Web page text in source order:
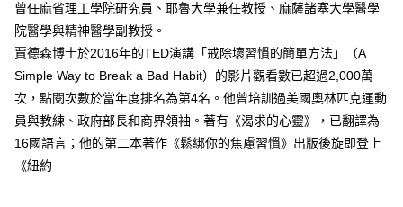
曾任麻省理工學院研究員、耶魯大學兼任教授、麻薩諸塞大學醫學
院醫學與精神醫學副教授。
賈德森博士於2016年的TED演講「戒除壞習慣的簡單方法」（A
Simple Way to Break a Bad Habit）的影片觀看數已超過2,000萬
次，點閱次數於當年度排名為第4名。他曾培訓過美國奧林匹克運動
員與教練、政府部長和商界領袖。著有《渴求的心靈》，已翻譯為
16國語言；他的第二本著作《鬆綁你的焦慮習慣》出版後旋即登上
《紐約